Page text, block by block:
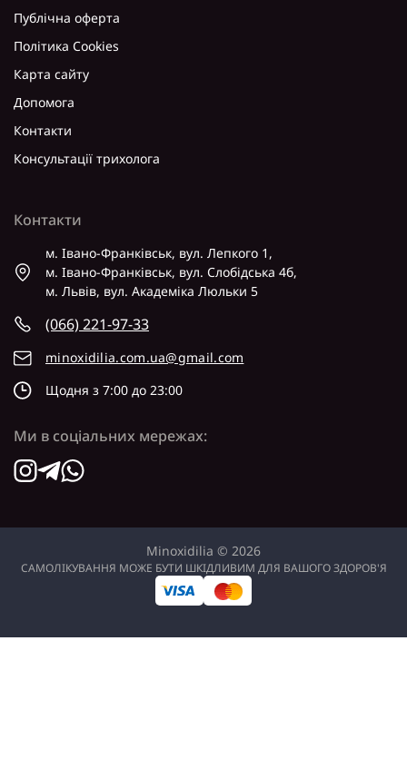
Публічна оферта
Політика Cookies
Карта сайту
Допомога
Контакти
Консультації трихолога
Контакти
м. Івано-Франківськ, вул. Лепкого 1,
м. Івано-Франківськ, вул. Слобідська 4б,
м. Львів, вул. Академіка Люльки 5
(066) 221-97-33
minoxidilia.com.ua@gmail.com
Щодня з 7:00 до 23:00
Ми в соціальних мережах:
Minoxidilia © 2026
САМОЛІКУВАННЯ МОЖЕ БУТИ ШКІДЛИВИМ ДЛЯ ВАШОГО ЗДОРОВ'Я